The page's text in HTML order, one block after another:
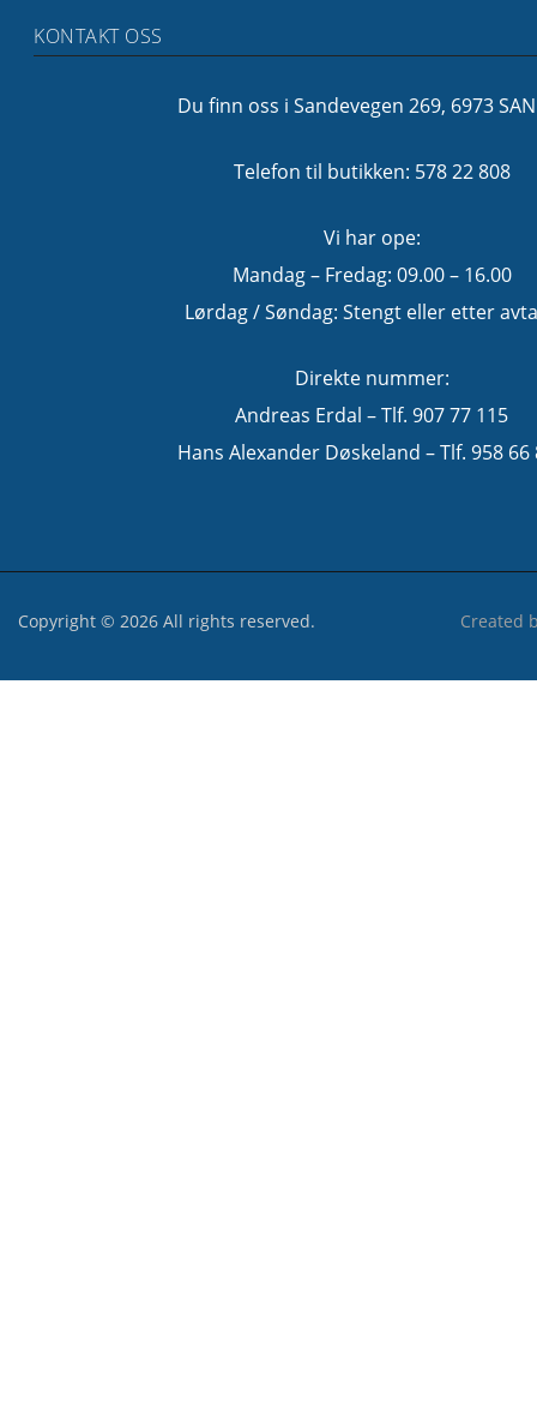
KONTAKT OSS
Du finn oss i Sandevegen 269, 6973
Telefon til butikken: 578 22 808
Vi har ope:
Mandag – Fredag: 09.00 – 16.00
Lørdag / Søndag: Stengt eller etter
Direkte nummer:
Andreas Erdal – Tlf. 907 77 115
Hans Alexander Døskeland – Tlf. 958 66
Copyright © 2026 All rights reserved. Created